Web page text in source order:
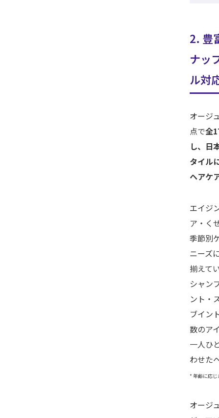
2. 豊
ナッ
ル対
オージ
点で全
し、日
タイル
ヘアケ
エイジ
ア・く
季節別
ニーズ
揃えて
シャン
ント・
ブイン
数のア
一人ひ
わせた
* 年齢に応
オージ